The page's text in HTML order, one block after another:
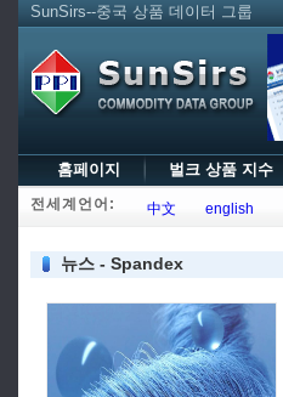
SunSirs--중국 상품 데이터 그룹
홈페이지 벌크 상품 지수
전세계언어: 中文 english
뉴스 - Spandex